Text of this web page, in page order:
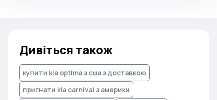
Дивіться також
купити kia optima з сша з доставкою
пригнати kia carnival з америки